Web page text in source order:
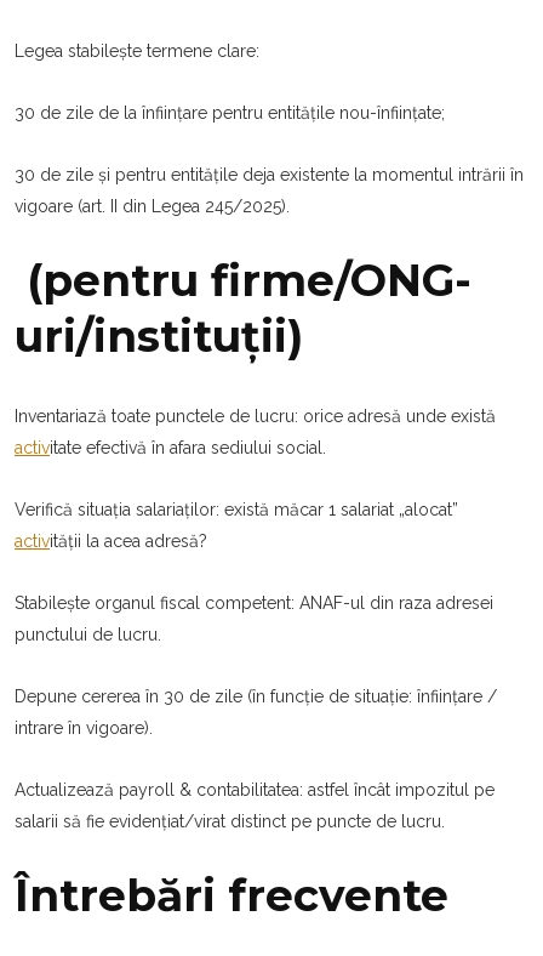
Legea stabilește termene clare:
30 de zile de la înființare pentru entitățile nou-înființate;
30 de zile și pentru entitățile deja existente la momentul intrării în
vigoare (art. II din Legea 245/2025).
(pentru firme/ONG-
uri/instituții)
Inventariază toate punctele de lucru: orice adresă unde există
activitate efectivă în afara sediului social.
Verifică situația salariaților: există măcar 1 salariat „alocat”
activității la acea adresă?
Stabilește organul fiscal competent: ANAF-ul din raza adresei
punctului de lucru.
Depune cererea în 30 de zile (în funcție de situație: înființare /
intrare în vigoare).
Actualizează payroll & contabilitatea: astfel încât impozitul pe
salarii să fie evidențiat/virat distinct pe puncte de lucru.
Întrebări frecvente